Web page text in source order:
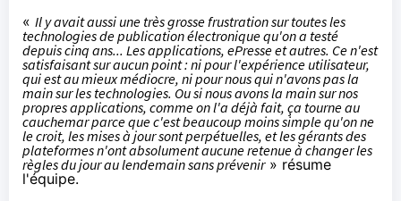
« Il y avait aussi une très grosse frustration sur toutes les
technologies de publication électronique qu'on a testé
depuis cinq ans... Lesapplications, ePresse et autres. Ce n'est
satisfaisant sur aucun point : ni pour l'expérience utilisateur,
qui est au mieux médiocre, ni pour nous qui n'avons pas la
main sur les technologies. Ou si nous avons la main sur nos
propres applications, comme on l'a déjà fait, ça tourne au
cauchemar parce que c'est beaucoup moins simple qu'on ne
le croit, les mises à jour sont perpétuelles, et les gérants des
plateformes n'ont absolument aucune retenue à changer les
règles du jour au lendemain sans prévenir» résume
l'équipe.